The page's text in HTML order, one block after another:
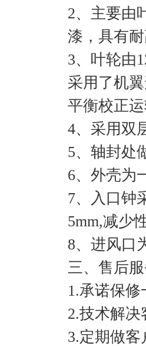
2、主要由
漆，具有
3、叶轮由
采用了机
平衡校正
4、采用双
5、轴封处
6、外壳为
7、入口钟
5mm,减少
8、进风口
三、售后
1.承诺保
2.技术解
3.定期做